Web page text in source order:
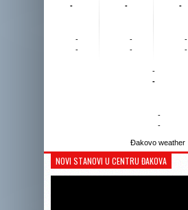
-
-
-
-
-
-
-
-
-
-
-
-
-
Đakovo weather
NOVI STANOVI U CENTRU ĐAKOVA